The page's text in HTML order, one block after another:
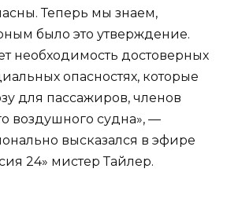
Теперь мы знаем,
было это утверждение.
необходимость достоверных
опасностях, которые
для пассажиров, членов
воздушного судна», —
высказался в эфире
24» мистер Тайлер.